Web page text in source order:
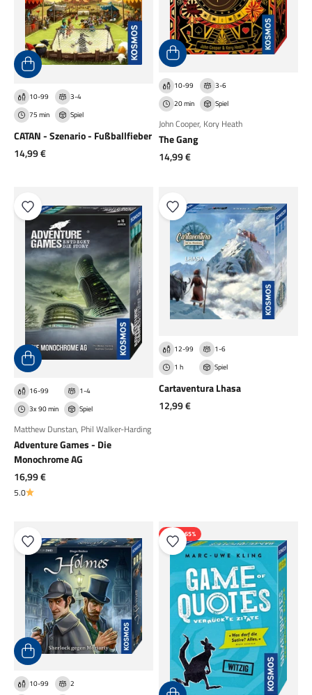
10-99
3-4
75 min
Spiel
CATAN - Szenario - Fußballfieber
Angebot
14,99 €
10-99
3-6
20 min
Spiel
John Cooper, Kory Heath
The Gang
Angebot
14,99 €
16-99
1-4
3x 90 min
Spiel
Matthew Dunstan, Phil Walker-Harding
Adventure Games - Die
Monochrome AG
Angebot
16,99 €
5.0
12-99
1-6
1 h
Spiel
Cartaventura Lhasa
Angebot
12,99 €
10-99
2
SPARE 65%